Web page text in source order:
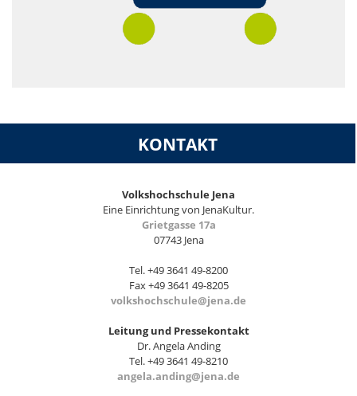
KONTAKT
Volkshochschule Jena
Eine Einrichtung von JenaKultur.
Grietgasse 17a
07743 Jena
Tel. +49 3641 49-8200
Fax +49 3641 49-8205
volkshochschule@jena.de
Leitung und Pressekontakt
Dr. Angela Anding
Tel. +49 3641 49-8210
angela.anding@jena.de